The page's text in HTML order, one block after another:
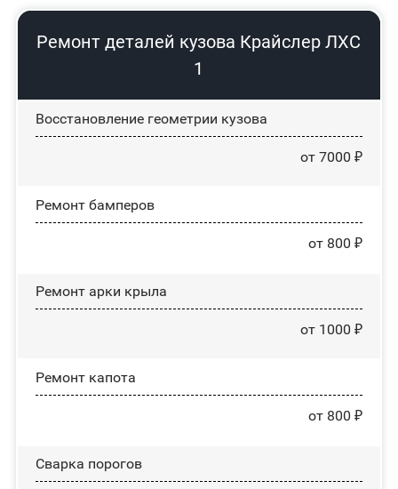
Ремонт деталей кузова Крайслер ЛХС
1
Восстановление геометрии кузова
от 7000 ₽
Ремонт бамперов
от 800 ₽
Ремонт арки крыла
от 1000 ₽
Ремонт капота
от 800 ₽
Сварка порогов